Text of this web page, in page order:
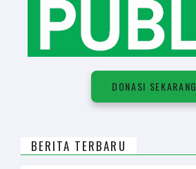
DONASI SEKARANG
BERITA TERBARU